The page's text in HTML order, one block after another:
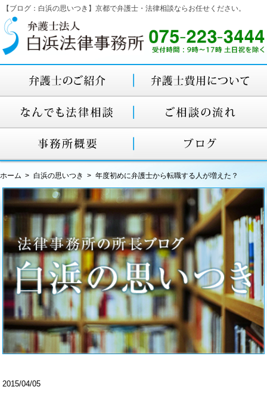
【ブログ：白浜の思いつき】京都で弁護士・法律相談ならお任せください。
ホーム 白浜の思いつき 年度初めに弁護士から転職する人が増えた？
2015/04/05